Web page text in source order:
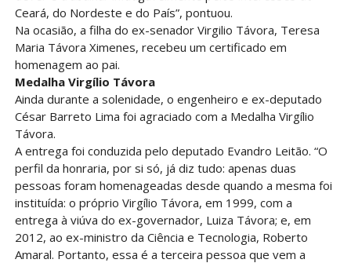
Ceará, do Nordeste e do País”, pontuou.
Na ocasião, a filha do ex-senador Virgilio Távora, Teresa
Maria Távora Ximenes, recebeu um certificado em
homenagem ao pai.
Medalha Virgílio Távora
Ainda durante a solenidade, o engenheiro e ex-deputado
César Barreto Lima foi agraciado com a Medalha Virgílio
Távora.
A entrega foi conduzida pelo deputado Evandro Leitão. “O
perfil da honraria, por si só, já diz tudo: apenas duas
pessoas foram homenageadas desde quando a mesma foi
instituída: o próprio Virgílio Távora, em 1999, com a
entrega à viúva do ex-governador, Luiza Távora; e, em
2012, ao ex-ministro da Ciência e Tecnologia, Roberto
Amaral. Portanto, essa é a terceira pessoa que vem a